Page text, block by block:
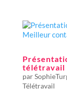
télétravail
par
Télétravail